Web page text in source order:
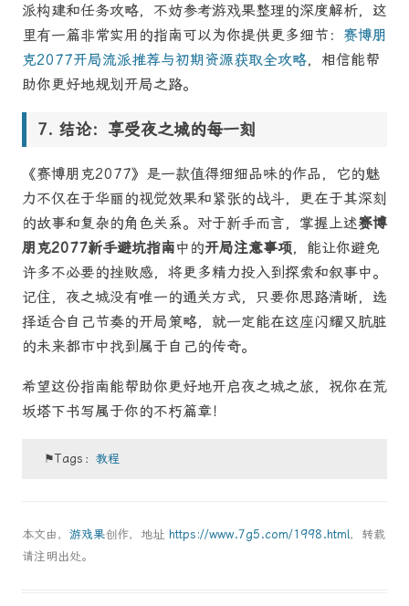
派构建和任务攻略，不妨参考游戏果整理的深度解析，这
里有一篇非常实用的指南可以为你提供更多细节： 赛博朋
克2077开局流派推荐与初期资源获取全攻略，相信能帮
助你更好地规划开局之路。
结论：享受夜之城的每一刻
《赛博朋克2077》是一款值得细细品味的作品，它的魅
力不仅在于华丽的视觉效果和紧张的战斗，更在于其深刻
的故事和复杂的角色关系。对于新手而言，掌握上述赛博
朋克2077新手避坑指南中的开局注意事项，能让你避免
许多不必要的挫败感，将更多精力投入到探索和叙事中。
记住，夜之城没有唯一的通关方式，只要你思路清晰，选
择适合自己节奏的开局策略，就一定能在这座闪耀又肮脏
的未来都市中找到属于自己的传奇。
希望这份指南能帮助你更好地开启夜之城之旅，祝你在荒
坂塔下书写属于你的不朽篇章！
⚑Tags：教程
本文由， 游戏果创作，地址 https://www.7g5.com/1998.html，转载
请注明出处。